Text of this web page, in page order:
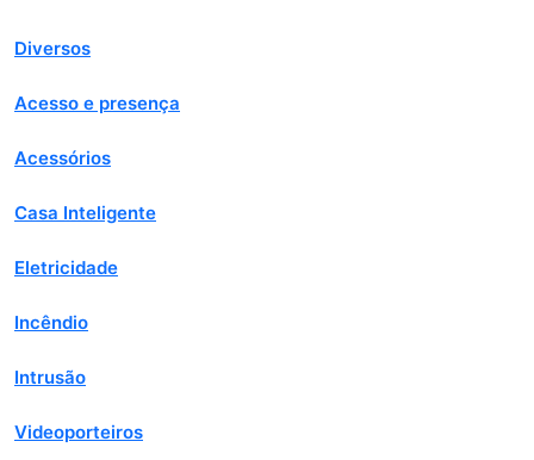
Diversos
Acesso e presença
Acessórios
Casa Inteligente
Eletricidade
Incêndio
Intrusão
Videoporteiros